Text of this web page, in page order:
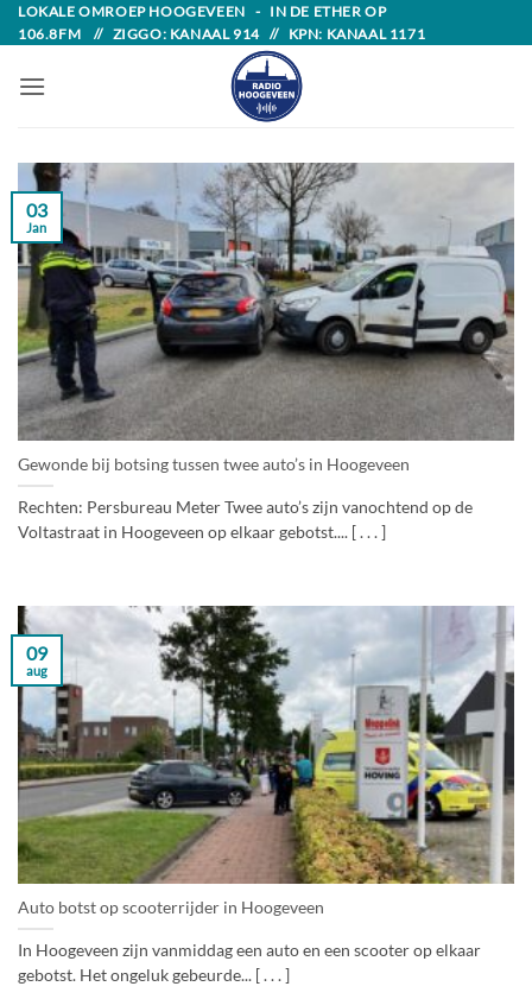
Skip
to
content
LOKALE OMROEP HOOGEVEEN - IN DE ETHER OP
106.8FM // ZIGGO: KANAAL 914 // KPN: KANAAL 1171
Gewonde bij botsing tussen twee auto’s in Hoogeveen
Rechten: Persbureau Meter Twee auto’s zijn vanochtend op de
Voltastraat in Hoogeveen op elkaar gebotst.... [ . . . ]
03
Jan
Auto botst op scooterrijder in Hoogeveen
In Hoogeveen zijn vanmiddag een auto en een scooter op elkaar
gebotst. Het ongeluk gebeurde... [ . . . ]
09
aug